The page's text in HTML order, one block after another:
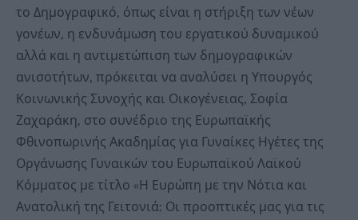
το Δημογραφικό, όπως είναι η στήριξη των νέων
γονέων, η ενδυνάμωση του εργατικού δυναμικού
αλλά και η αντιμετώπιση των δημογραφικών
ανισοτήτων, πρόκειται να αναλύσει η Υπουργός
Κοινωνικής Συνοχής και Οικογένειας, Σοφία
Ζαχαράκη, στο συνέδριο της Ευρωπαϊκής
Φθινοπωρινής Ακαδημίας για Γυναίκες Ηγέτες της
Οργάνωσης Γυναικών του Ευρωπαϊκού Λαϊκού
Κόμματος με τίτλο «Η Ευρώπη με την Νότια και
Ανατολική της Γειτονιά: Οι προοπτικές μας για τις